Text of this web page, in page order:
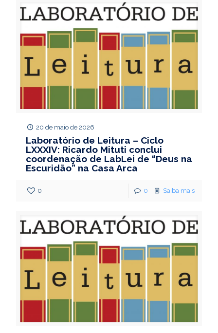
20 de maio de 2026
Laboratório de Leitura – Ciclo
LXXXIV: Ricardo Mituti conclui
coordenação de LabLei de “Deus na
Escuridão” na Casa Arca
0 0 Saiba mais